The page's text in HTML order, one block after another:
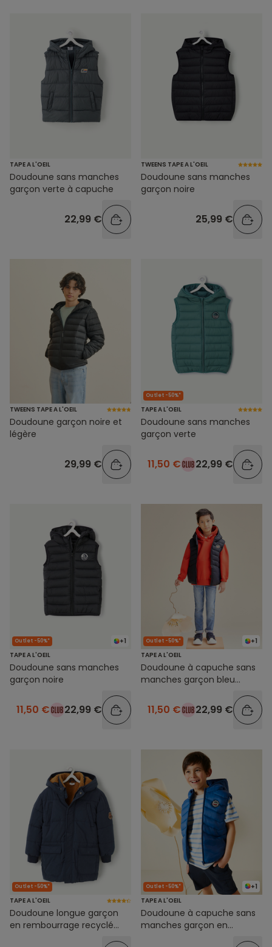
TAPE A L'OEIL
Doudoune sans manches
garçon verte à capuche
22,99 €
TWEENS TAPE A L'OEIL
Doudoune sans manches
garçon noire
25,99 €
TWEENS TAPE A L'OEIL
Doudoune garçon noire et
légère
29,99 €
Outlet -50%*
TAPE A L'OEIL
Doudoune sans manches
garçon verte
11,50 € 22,99 €
+1
Outlet -50%*
TAPE A L'OEIL
Doudoune sans manches
garçon noire
11,50 € 22,99 €
+1
Outlet -50%*
TAPE A L'OEIL
Doudoune à capuche sans
manches garçon bleu
11,50 € 22,99 €
Outlet -50%*
TAPE A L'OEIL
Doudoune longue garçon
en rembourrage recyclé
+1
Outlet -50%*
TAPE A L'OEIL
Doudoune à capuche sans
manches garçon en